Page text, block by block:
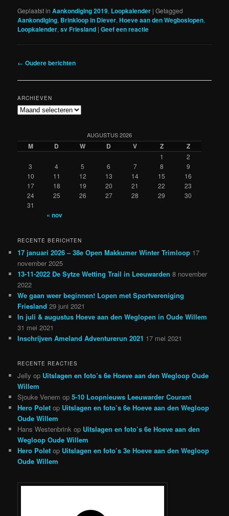
Geplaatst in Aankondiging 2019, Loopkalender |Getagged
Aankondiging, Brinkloop in Diever,Hoeve aan den Wegboslopen,
Loopkalender,sv Friesland |Geef een reactie
Berichtnavigatie
← Oudere berichten
ARCHIEVEN
Archieven
AUGUSTUS 2026
M D W D V Z Z
1
2
3
4 5 6 7 8
9
10
11 12 13 14 15
16
17
18 19 20 21 22
23
24
25 26 27 28 29
30
31
« nov
RECENTE BERICHTEN
17 januari 2026 – 38e Open Makkumer Winter Trimloop 17
november 2025
13-11-2022 De Sytze Wetting Trail in Leeuwarden 8 november
2022
We gaan weer beginnen! Lopen met Sportvereniging
Friesland 29 juni 2021
In juli & augustus Hoeve aan den Weglopen in Oude Willem
31 mei 2021
Inschrijven Ameland Adventurerun 2021 17 mei 2021
RECENTE REACTIES
Jelly op Uitslagen en foto’s 6e Hoeve aan den Wegloop Oude
Willem
Sjouke Venem op5-10 Loopnieuws Leeuwarder Courant
Hero Polet op Uitslagen en foto’s 6e Hoeve aan den Wegloop
Oude Willem
Hans Westenbrink op Uitslagen en foto’s 6e Hoeve aan den
Wegloop Oude Willem
Hero Polet op Uitslagen en foto’s 3e Hoeve aan den Wegloop
Oude Willem